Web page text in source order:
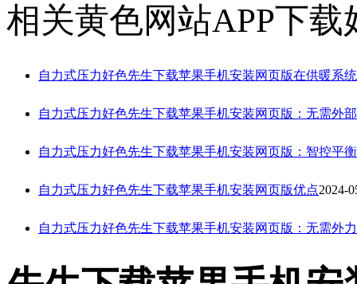
相关黄色网站APP下载
自力式压力好色先生下载苹果手机安装网页版在供暖系
自力式压力好色先生下载苹果手机安装网页版：无需外
自力式压力好色先生下载苹果手机安装网页版：智控平衡
2024-
自力式压力好色先生下载苹果手机安装网页版优点
自力式压力好色先生下载苹果手机安装网页版：无需外力